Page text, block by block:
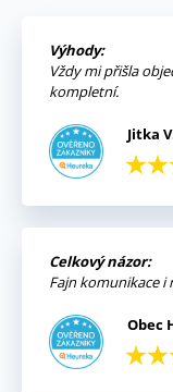
Výhody:
Vždy mi přišla
kompletní.
Jitka
Celkový názor:
Fajn komunikace i
Obec